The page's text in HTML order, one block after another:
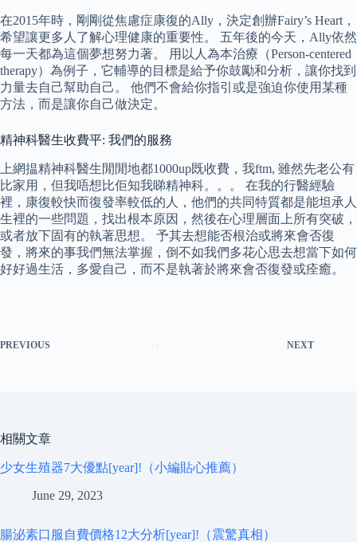
在2015年時，剛剛從焦慮症康復的Ally，決定創辦Fairy’s Heart，
希望讓更多人了解心理健康的重要性。 五年後的今天，Ally依然
每一天都為這個夢想努力著。 用以人為本治療（Person-centered
therapy）為例子，它輔導的目標是給予你鼓勵和分析，讓你找到
力量去自己幫助自己。 他們不會給你指引或是強迫你使用某種
方法，而是讓你自己做決定。
精神科醫生收費平: 我們的服務
上網揾精神科醫生閒閒地都1000up既收費，我ftm, 雖然先老公有
比家用，但我唔想比佢知我睇精神科。。。 在我的行醫經驗
裡，康復較快而復發率較低的人，他們的共同特質都是能坦承人
生裡的一些問題，找出根本原因，然後在心理層面上所有突破，
或者放下固有的執著思想。 予其去想能否根治或將來會否復
發，將來的事我們無法掌握，倒不如我們多花心思去想當下如何
好好過生活，多愛自己，而不是執著於將來會否復發或痊癒。
PREVIOUS NEXT
相關文章
少女生殖器7大優點[year]!（小編貼心推薦）
June 29, 2023
腸泌素口服自費價格12大分析[year]!（震驚真相）